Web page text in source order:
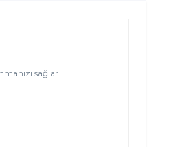
sağlar.